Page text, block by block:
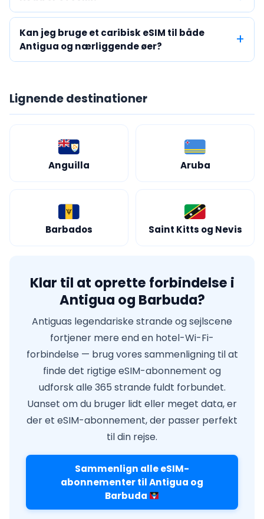
Kan jeg bruge et caribisk eSIM til både
Antigua og nærliggende øer?
Lignende destinationer
Anguilla Aruba
Barbados Saint Kitts og Nevis
Klar til at oprette forbindelse i
Antigua og Barbuda?
Antiguas legendariske strande og sejlscene
fortjener mere end en hotel-Wi-Fi-
forbindelse — brug vores sammenligning til at
finde det rigtige eSIM-abonnement og
udforsk alle 365 strande fuldt forbundet.
Uanset om du bruger lidt eller meget data, er
der et eSIM-abonnement, der passer perfekt
til din rejse.
Sammenlign alle eSIM-
abonnementer til Antigua og
Barbuda